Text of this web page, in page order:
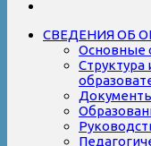
СВЕДЕНИЯ ОБ
Основные
Структура